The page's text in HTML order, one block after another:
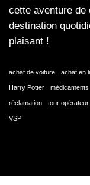
cette aventure de
destination
plaisant !
achat de voiture achat en
Harry Potter médicaments
réclamation tour opérateur
VSP